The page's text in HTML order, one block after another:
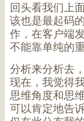
回头看我们上
该也是最起码
作，在客户端
不能靠单纯的
分析来分析去
现在，我觉得
思维角度和思
可以肯定地告